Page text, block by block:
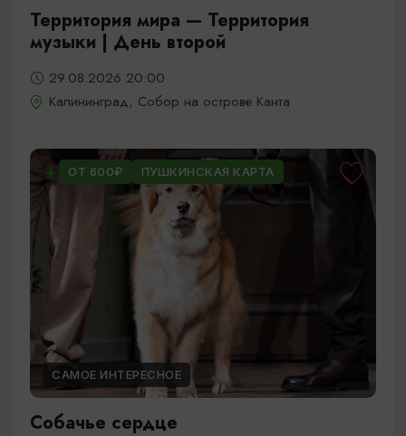
Территория мира — Территория
музыки | День второй
29.08.2026 20:00
Калининград, Собор на острове Канта
ОТ 600₽ ПУШКИНСКАЯ КАРТА
САМОЕ ИНТЕРЕСНОЕ
Собачье сердце